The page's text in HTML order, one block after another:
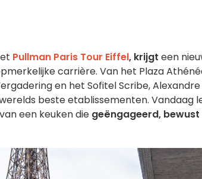
Pullman Paris Tour Eiffel, krijgt een
carrière. Van het Plaza
en het Sofitel Scribe,
beste etablissementen. Vandaag
een keuken die geëngageerd,